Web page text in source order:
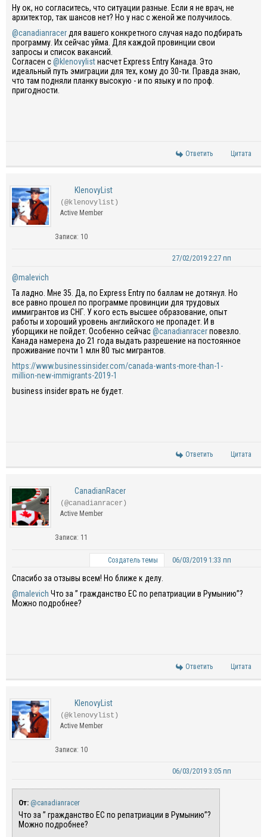
Ну ок, но согласитесь, что ситуации разные. Если я не врач, не
архитектор, так шансов нет? Но у нас с женой же получилось.
@canadianracer для вашего конкретного случая надо подбирать
программу. Их сейчас уйма. Для каждой провинции свои
запросы и список вакансий.
Согласен с@klenovylistнасчет Express Entry Канада. Это
идеальный путь эмиграции для тех, кому до 30-ти. Правда знаю,
что там подняли планку высокую - и по языку и по проф.
пригодности.
Ответить Цитата
KlenovyList
(@klenovylist)
Active Member
Записи: 10
27/02/2019 2:27 пп
@malevich
Та ладно. Мне 35. Да, по Express Entry по баллам не дотянул. Но
все равно прошел по программе провинции для трудовых
иммигрантов из СНГ. У кого есть высшее образование, опыт
работы и хороший уровень английского не пропадет. И в
уборщики не пойдет. Особенно сейчас@canadianracerповезло.
Канада намерена до 21 года выдать разрешение на постоянное
проживание почти 1 млн 80 тыс мигрантов.
https://www.businessinsider.com/canada-wants-more-than-1-
million-new-immigrants-2019-1
business insider врать не будет.
Ответить Цитата
CanadianRacer
(@canadianracer)
Active Member
Записи: 11
Создатель темы 06/03/2019 1:33 пп
Спасибо за отзывы всем! Но ближе к делу.
@malevich Что за ” гражданство ЕС по репатриации в Румынию”?
Можно подробнее?
Ответить Цитата
KlenovyList
(@klenovylist)
Active Member
Записи: 10
06/03/2019 3:05 пп
От: @canadianracer
Что за ” гражданство ЕС по репатриации в Румынию”?
Можно подробнее?